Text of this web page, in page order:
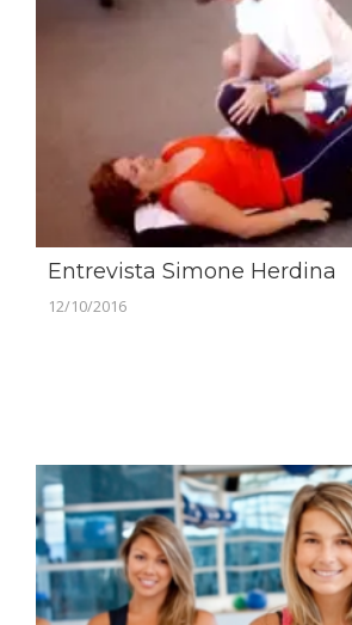
Entrevista Simone Herdina
12/10/2016